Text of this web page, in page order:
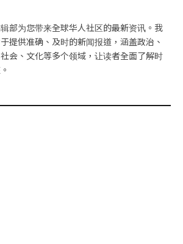
部为您带来全球华人社区的最新资讯。我
提供准确、及时的新闻报道，涵盖政治、
会、文化等多个领域，让读者全面了解时